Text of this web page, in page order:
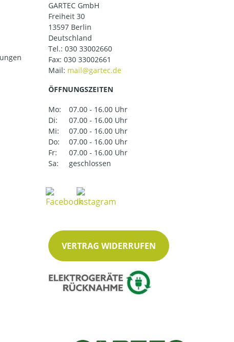
GARTEC GmbH
Freiheit 30
13597 Berlin
Deutschland
Tel.: 030 33002660
Fax: 030 33002661
Mail:
ÖFFNUNGSZEITEN
Mo:
07.00 - 16.00 Uhr
Di:
07.00 - 16.00 Uhr
Mi:
07.00 - 16.00 Uhr
Do:
07.00 - 16.00 Uhr
Fr:
07.00 - 16.00 Uhr
Sa:
geschlossen
VERTRAG WIDERRUFEN